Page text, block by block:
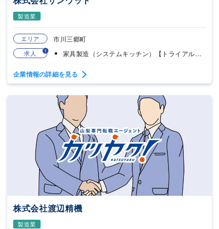
製造業
エリア 市川三郷町
求人 1 家具製造（システムキッチン）【トライアル雇用併用求人】
企業情報の詳細を見る
株式会社渡辺精機
製造業